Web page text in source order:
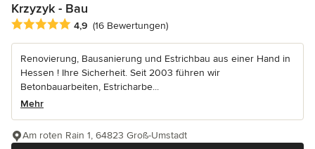
Krzyzyk - Bau
Durchschnittliche Bewertung: 4.9 von 5 Sternen
4,9 (16 Bewertungen)
Renovierung, Bausanierung und Estrichbau aus einer Hand in
Hessen ! Ihre Sicherheit. Seit 2003 führen wir
Betonbauarbeiten, Estricharbe...
Mehr
Am roten Rain 1, 64823 Groß-Umstadt